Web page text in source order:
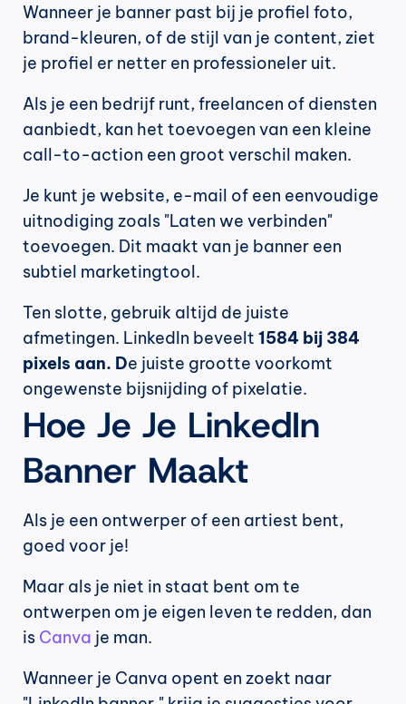
Wanneer je banner past bij je profiel foto,
brand-kleuren, of de stijl van je content, ziet
je profiel er netter en professioneler uit.
Als je een bedrijf runt, freelancen of diensten
aanbiedt, kan het toevoegen van een kleine
call-to-action een groot verschil maken.
Je kunt je website, e-mail of een eenvoudige
uitnodiging zoals "Laten we verbinden"
toevoegen. Dit maakt van je banner een
subtiel marketingtool.
Ten slotte, gebruik altijd de juiste
afmetingen. LinkedIn beveelt 1584 bij 384
pixels aan. De juiste grootte voorkomt
ongewenste bijsnijding of pixelatie.
Hoe Je Je LinkedIn
Banner Maakt
Als je een ontwerper of een artiest bent,
goed voor je!
Maar als je niet in staat bent om te
ontwerpen om je eigen leven te redden, dan
is Canva je man.
Wanneer je Canva opent en zoekt naar